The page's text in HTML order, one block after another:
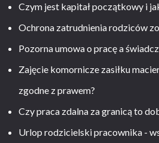
Czym jest kapitał początkowy i
Ochrona zatrudnienia rodziców
Pozorna umowa o pracę a
Zajęcie komornicze zasiłku
zgodne z prawem?
Czy praca zdalna za granicą to
Urlop rodzicielski pracownika -